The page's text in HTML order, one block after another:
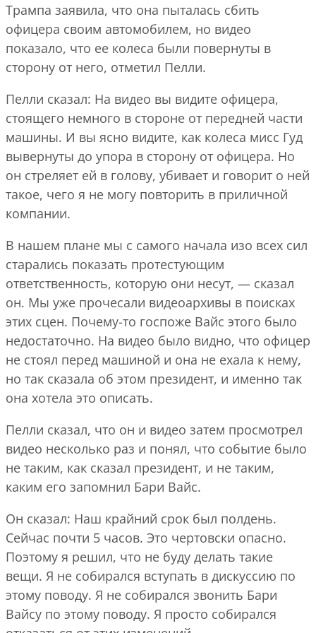
Трампа заявила, что она пыталась сбить
офицера своим автомобилем, но видео
показало, что ее колеса были повернуты в
сторону от него, отметил Пелли.
Пелли сказал: На видео вы видите офицера,
стоящего немного в стороне от передней части
машины. И вы ясно видите, как колеса мисс Гуд
вывернуты до упора в сторону от офицера. Но
он стреляет ей в голову, убивает и говорит о ней
такое, чего я не могу повторить в приличной
компании.
В нашем плане мы с самого начала изо всех сил
старались показать протестующим
ответственность, которую они несут, — сказал
он. Мы уже прочесали видеоархивы в поисках
этих сцен. Почему-то госпоже Вайс этого было
недостаточно. На видео было видно, что офицер
не стоял перед машиной и она не ехала к нему,
но так сказала об этом президент, и именно так
она хотела это описать.
Пелли сказал, что он и видео затем просмотрел
видео несколько раз и понял, что событие было
не таким, как сказал президент, и не таким,
каким его запомнил Бари Вайс.
Он сказал: Наш крайний срок был полдень.
Сейчас почти 5 часов. Это чертовски опасно.
Поэтому я решил, что не буду делать такие
вещи. Я не собирался вступать в дискуссию по
этому поводу. Я не собирался звонить Бари
Вайсу по этому поводу. Я просто собирался